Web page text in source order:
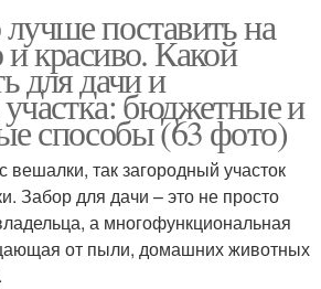
поставить на
красиво. Какой
для дачи и
участка: бюджетные и
способы (63 фото)
вешалки, так загородный участок
Забор для дачи – это не просто
а многофункциональная
от пыли, домашних животных